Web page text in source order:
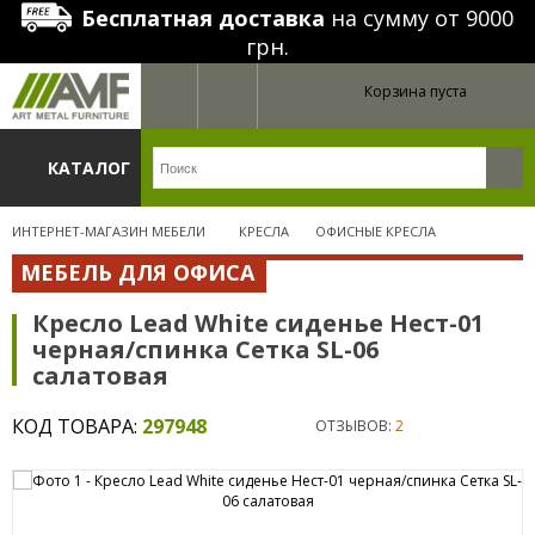
Бесплатная доставка на сумму от 9000
грн.
Корзина пуста
КАТАЛОГ
ИНТЕРНЕТ-МАГАЗИН МЕБЕЛИ КРЕСЛА ОФИСНЫЕ КРЕСЛА
МЕБЕЛЬ ДЛЯ ОФИСА
Кресло Lead White сиденье Нест-01
черная/спинка Сетка SL-06
салатовая
КОД ТОВАРА: 297948 ОТЗЫВОВ: 2